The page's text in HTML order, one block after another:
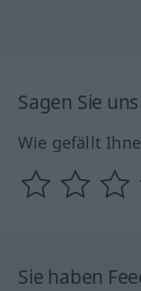
Sagen Sie
Wie gefällt
Sie haben